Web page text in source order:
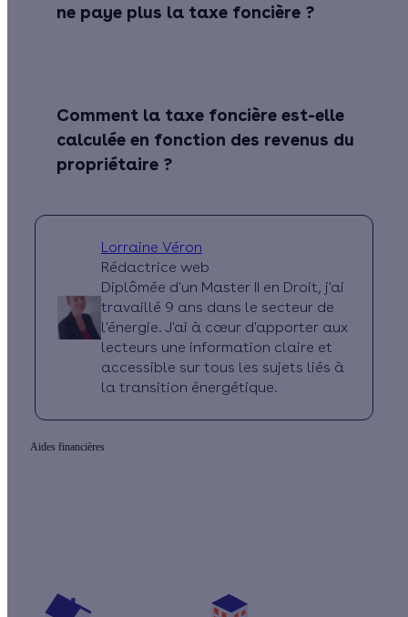
ne paye plus la taxe foncière ?
Comment la taxe foncière est-elle
calculée en fonction des revenus du
propriétaire ?
Lorraine Véron
Rédactrice web
Diplômée d'un Master II en Droit, j'ai
travaillé 9 ans dans le secteur de
l'énergie. J'ai à cœur d'apporter aux
lecteurs une information claire et
accessible sur tous les sujets liés à
la transition énergétique.
Aides financières